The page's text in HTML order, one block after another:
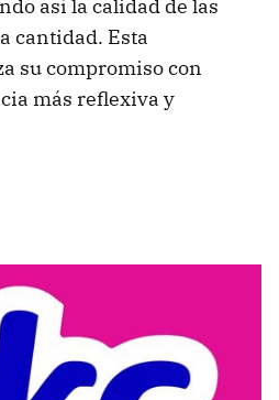
así la calidad de las
cantidad. Esta
su compromiso con
más reflexiva y